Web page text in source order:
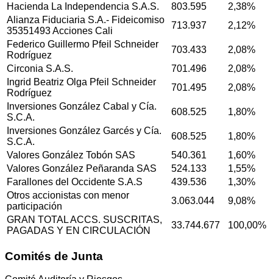
Hacienda La Independencia S.A.S.
803.595
2,38%
Alianza Fiduciaria S.A.- Fideicomiso
35351493 Acciones Cali
713.937
2,12%
Federico Guillermo Pfeil Schneider
Rodríguez
703.433
2,08%
Circonia S.A.S.
701.496
2,08%
Ingrid Beatriz Olga Pfeil Schneider
Rodríguez
701.495
2,08%
Inversiones González Cabal y Cía.
S.C.A.
608.525
1,80%
Inversiones González Garcés y Cía.
S.C.A.
608.525
1,80%
Valores González Tobón SAS
540.361
1,60%
Valores González Peñaranda SAS
524.133
1,55%
Farallones del Occidente S.A.S
439.536
1,30%
Otros accionistas con menor
participación
3.063.044
9,08%
GRAN TOTAL ACCS. SUSCRITAS,
PAGADAS Y EN CIRCULACIÓN
33.744.677 100,00%
Comités de Junta